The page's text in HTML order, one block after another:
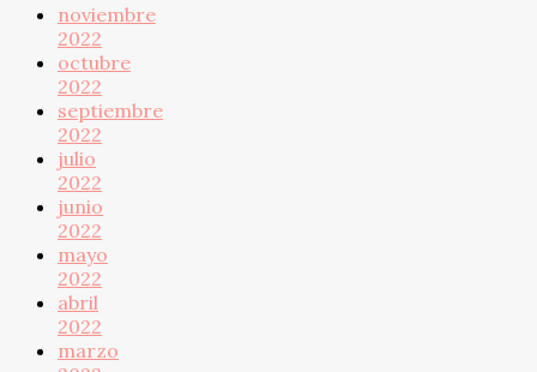
noviembre
2022
octubre
2022
septiembre
2022
julio
2022
junio
2022
mayo
2022
abril
2022
marzo